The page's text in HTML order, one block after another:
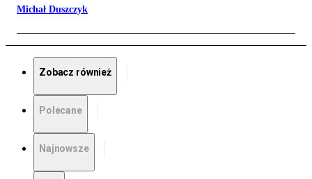
Michał Duszczyk
Zobacz również
Polecane
Najnowsze